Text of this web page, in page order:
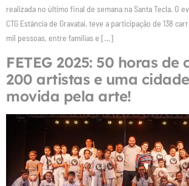
realizada no último final de semana na Santa Tecla. O
CTG Estância de Gravataí, teve a participação de 138
mil pessoas, entre famílias e […]
FETEG 2025: 50 horas de
200 artistas e uma
movida pela arte!